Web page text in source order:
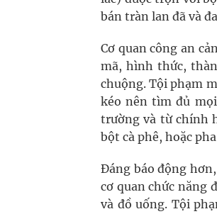
bán tràn lan đã và
Cơ quan công an
mã, hình thức,
chuộng. Tội phạm
kéo nên tìm đủ
trường và từ chính
bột cà phê, hoặc
Đáng báo động
cơ quan chức năng
và đồ uống. Tội